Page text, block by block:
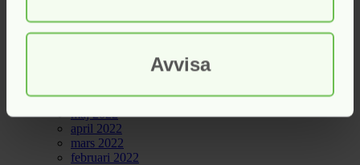
Avvisa
januari 2023
september 2022
juli 2022
maj 2022
april 2022
mars 2022
februari 2022